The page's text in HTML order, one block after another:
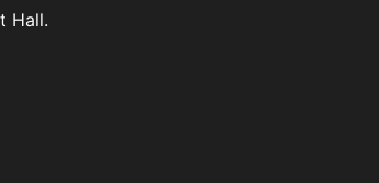
Hall.